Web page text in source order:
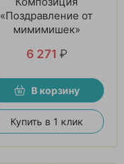
«Поздравление от
мимимишек»
6 271 ₽
В корзину
Купить в 1 клик